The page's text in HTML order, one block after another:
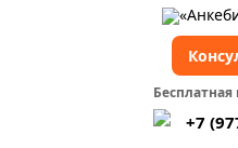
Бесплатная
+7